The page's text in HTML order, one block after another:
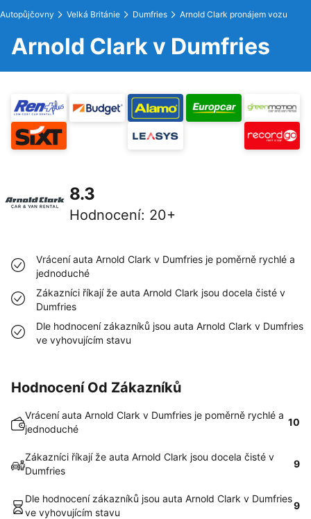
Autopůjčovny Velká Británie Dumfries Arnold Clark pronájem vozu
Arnold Clark v Dumfries
8.3
Hodnocení: 20+
Vrácení auta Arnold Clark v Dumfries je poměrně rychlé a
jednoduché
Zákazníci říkají že auta Arnold Clark jsou docela čisté v
Dumfries
Dle hodnocení zákazníků jsou auta Arnold Clark v Dumfries
ve vyhovujícím stavu
Hodnocení Od Zákazníků
Vrácení auta Arnold Clark v Dumfries je poměrně rychlé a
jednoduché
10
Zákazníci říkají že auta Arnold Clark jsou docela čisté v
Dumfries
9
Dle hodnocení zákazníků jsou auta Arnold Clark v Dumfries
ve vyhovujícím stavu
9